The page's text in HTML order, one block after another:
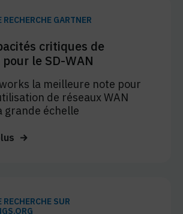
RECHERCHE GARTNER
critiques de
le SD-WAN
la meilleure note pour
de réseaux WAN
grande échelle
SUR